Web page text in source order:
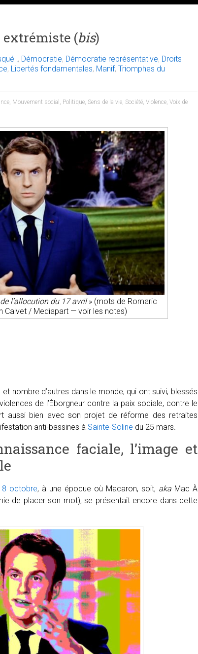
extrémiste (bis)
!, Démocratie, Démocratie représentative, Droits
, Libertés fondamentales, Manif, Triomphes du
Mouvement social Politique Sens de la vie Société Violence Voix de
l’allocution du 17 avril» (mots de Romaric
Calvet / Mediapart — voir les notes)
nombre d’autres dans le monde, qui ont suivi, blessés
de l’Éborgneur contre la paix sociale, contre le
aussi bien avec son projet de réforme des retraites
anti-bassines à Sainte-Soline du 25 mars.
faciale, l’image et
octobre, à une époque où Macaron, soit, aka Mac À
de placer son mot), se présentait encore dans cette